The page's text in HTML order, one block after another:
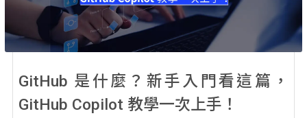
GitHub 是什麼？新手入門看這篇，
GitHub Copilot 教學一次上手！